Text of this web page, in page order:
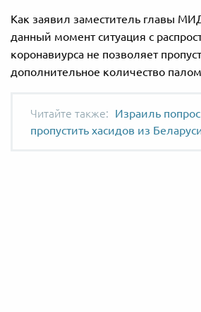
Как заявил заместитель главы
данный момент ситуация с
коронавиурса не позволяет
дополнительное количество
Израиль
пропустить хасидов из